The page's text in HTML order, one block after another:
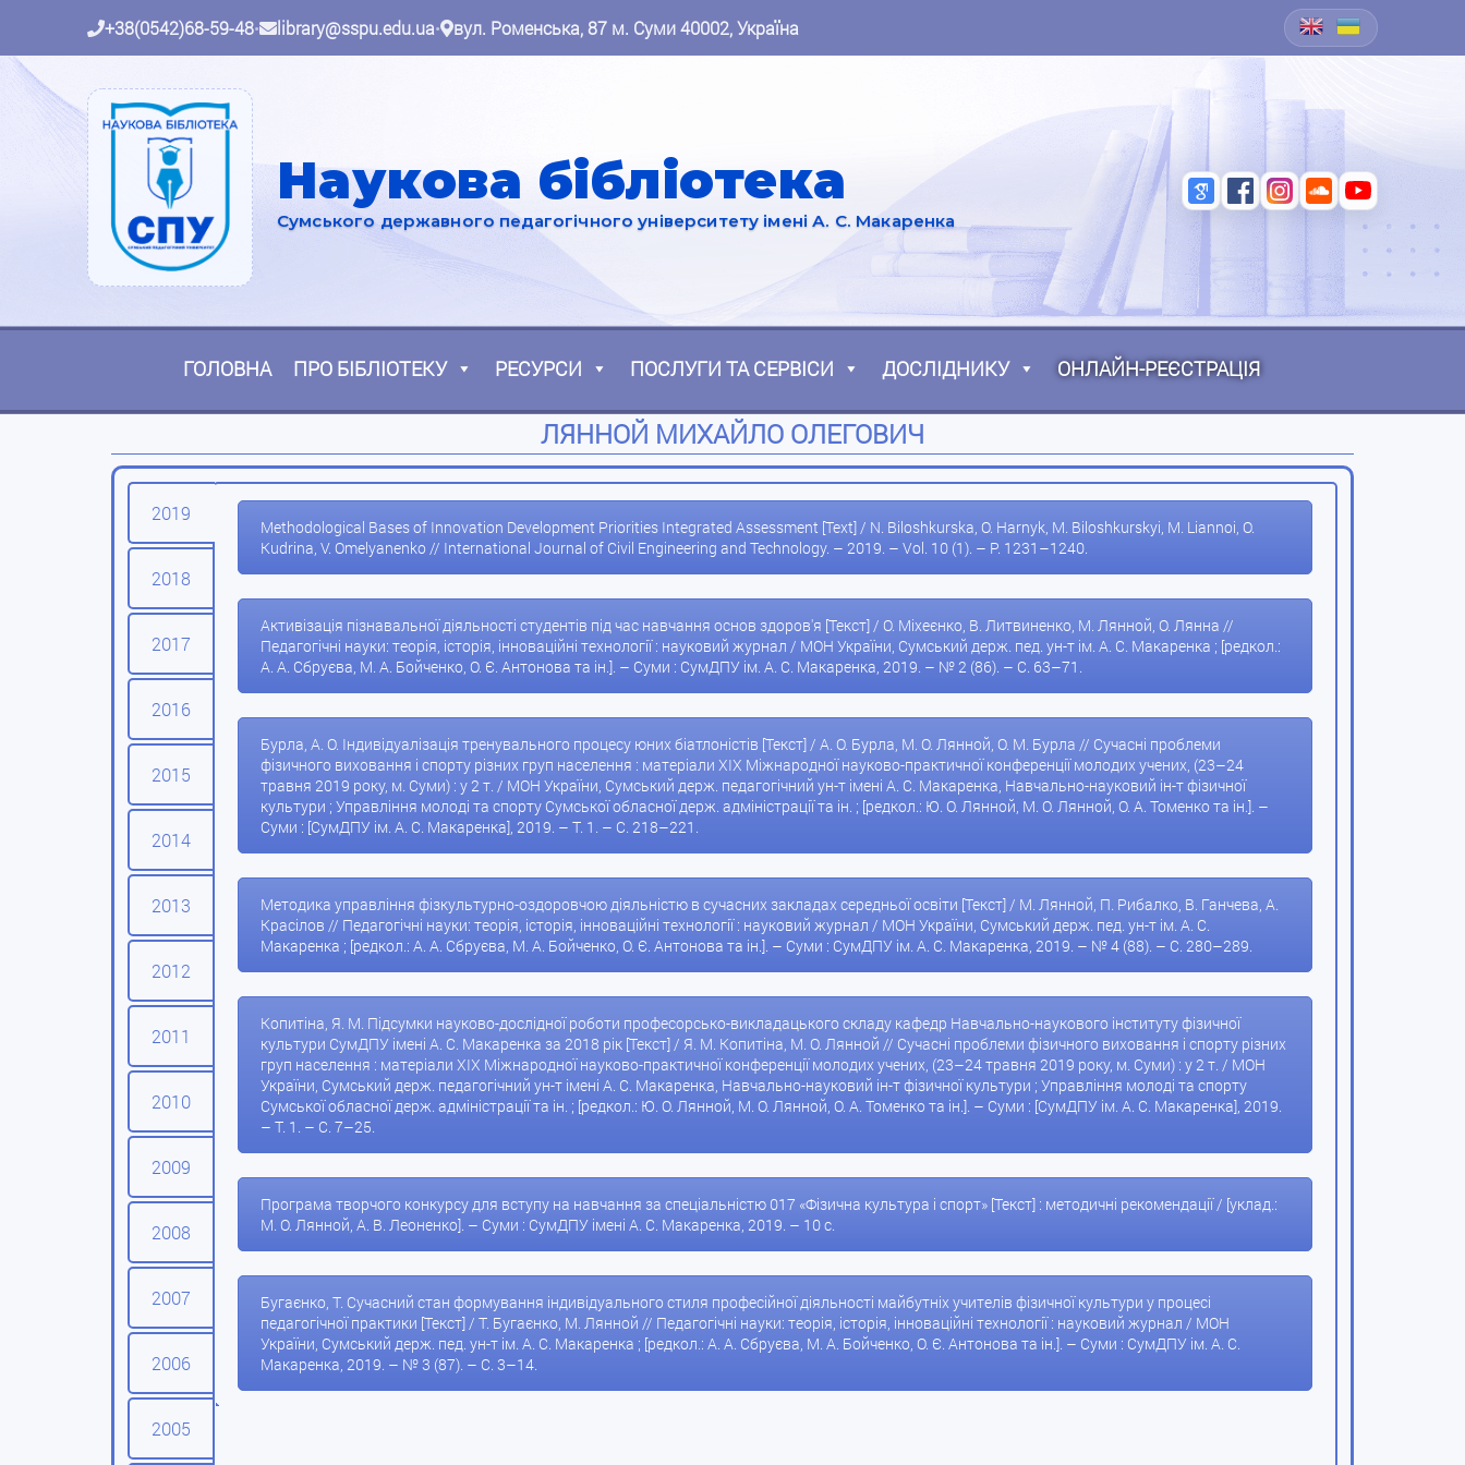
+38(0542)68-59-48• library@sspu.edu.ua• вул. Роменська, 87 м. Суми 40002, Україна
Наукова бібліотека
Сумського державного педагогічного університету імені А. С. Макаренка
ГОЛОВНА ПРО БІБЛІОТЕКУ РЕСУРСИ ПОСЛУГИ ТА СЕРВІСИ ДОСЛІДНИКУ ОНЛАЙН-РЕЄСТРАЦІЯ
ЛЯННОЙ МИХАЙЛО ОЛЕГОВИЧ
2019
2018
2017
2016
2015
2014
2013
2012
2011
2010
2009
2008
2007
2006
2005
Methodological Bases of Innovation Development Priorities Integrated Assessment [Text] / N. Biloshkurska, O. Harnyk, M. Biloshkurskyi, M. Liannoi, O.
Kudrina, V. Omelyanenko // International Journal of Civil Engineering and Technology. – 2019. – Vol. 10 (1). – P. 1231–1240.
Активізація пізнавальної діяльності студентів під час навчання основ здоров'я [Текст] / О. Міхеєнко, В. Литвиненко, М. Лянной, О. Лянна //
Педагогічні науки: теорія, історія, інноваційні технології : науковий журнал / МОН України, Сумський держ. пед. ун-т ім. А. С. Макаренка ; [редкол.:
А. А. Сбруєва, М. А. Бойченко, О. Є. Антонова та ін.]. – Суми : СумДПУ ім. А. С. Макаренка, 2019. – № 2 (86). – С. 63–71.
Бурла, А. О. Індивідуалізація тренувального процесу юних біатлоністів [Текст] / А. О. Бурла, М. О. Лянной, О. М. Бурла // Сучасні проблеми
фізичного виховання і спорту різних груп населення : матеріали XIX Міжнародної науково-практичної конференції молодих учених, (23–24
травня 2019 року, м. Суми) : у 2 т. / МОН України, Сумський держ. педагогічний ун-т імені А. С. Макаренка, Навчально-науковий ін-т фізичної
культури ; Управління молоді та спорту Сумської обласної держ. адміністрації та ін. ; [редкол.: Ю. О. Лянной, М. О. Лянной, О. А. Томенко та ін.]. –
Суми : [СумДПУ ім. А. С. Макаренка], 2019. – Т. 1. – С. 218–221.
Методика управління фізкультурно-оздоровчою діяльністю в сучасних закладах середньої освіти [Текст] / М. Лянной, П. Рибалко, В. Ганчева, А.
Красілов // Педагогічні науки: теорія, історія, інноваційні технології : науковий журнал / МОН України, Сумський держ. пед. ун-т ім. А. С.
Макаренка ; [редкол.: А. А. Сбруєва, М. А. Бойченко, О. Є. Антонова та ін.]. – Суми : СумДПУ ім. А. С. Макаренка, 2019. – № 4 (88). – С. 280–289.
Копитіна, Я. М. Підсумки науково-дослідної роботи професорсько-викладацького складу кафедр Навчально-наукового інституту фізичної
культури СумДПУ імені А. С. Макаренка за 2018 рік [Текст] / Я. М. Копитіна, М. О. Лянной // Сучасні проблеми фізичного виховання і спорту різних
груп населення : матеріали XIX Міжнародної науково-практичної конференції молодих учених, (23–24 травня 2019 року, м. Суми) : у 2 т. / МОН
України, Сумський держ. педагогічний ун-т імені А. С. Макаренка, Навчально-науковий ін-т фізичної культури ; Управління молоді та спорту
Сумської обласної держ. адміністрації та ін. ; [редкол.: Ю. О. Лянной, М. О. Лянной, О. А. Томенко та ін.]. – Суми : [СумДПУ ім. А. С. Макаренка], 2019.
– Т. 1. – С. 7–25.
Програма творчого конкурсу для вступу на навчання за спеціальністю 017 «Фізична культура і спорт» [Текст] : методичні рекомендації / [уклад.:
М. О. Лянной, А. В. Леоненко]. – Суми : СумДПУ імені А. С. Макаренка, 2019. – 10 с.
Бугаєнко, Т. Сучасний стан формування індивідуального стиля професійної діяльності майбутніх учителів фізичної культури у процесі
педагогічної практики [Текст] / Т. Бугаєнко, М. Лянной // Педагогічні науки: теорія, історія, інноваційні технології : науковий журнал / МОН
України, Сумський держ. пед. ун-т ім. А. С. Макаренка ; [редкол.: А. А. Сбруєва, М. А. Бойченко, О. Є. Антонова та ін.]. – Суми : СумДПУ ім. А. С.
Макаренка, 2019. – № 3 (87). – С. 3–14.